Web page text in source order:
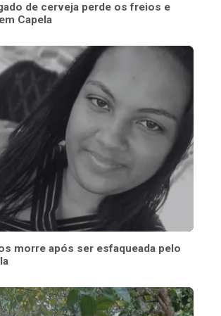
de cerveja perde os freios e
Capela
morre após ser esfaqueada pelo